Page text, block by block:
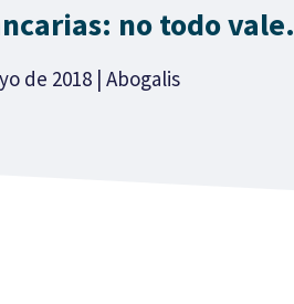
no todo vale.
de 2018 | Abogalis